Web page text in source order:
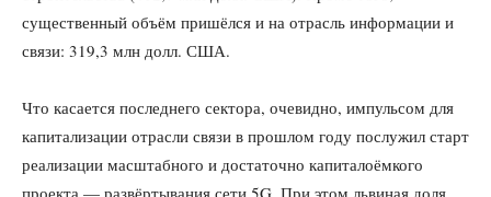
существенный объём пришёлся и на отрасль информации и
связи: 319,3 млн долл. США.
Что касается последнего сектора, очевидно, импульсом для
капитализации отрасли связи в прошлом году послужил старт
реализации масштабного и достаточно капиталоёмкого
проекта — развёртывания сети 5G. При этом львиная доля